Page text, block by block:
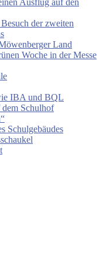
Ausflug auf den
der zweiten
Land
Woche in der Messe
IBA und BQL
Schulhof
Schulgebäudes